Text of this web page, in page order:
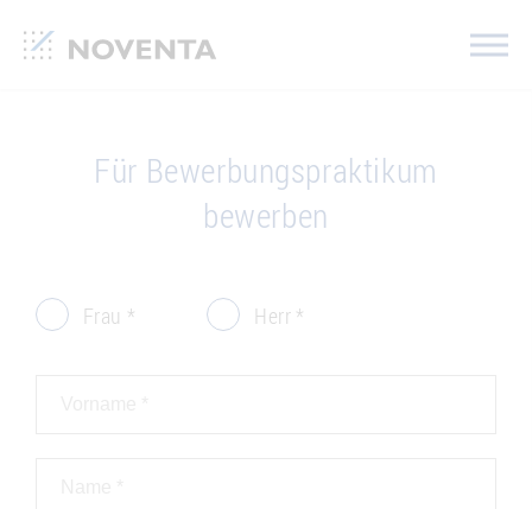
Für Bewerbungspraktikum
bewerben
Frau * Herr *